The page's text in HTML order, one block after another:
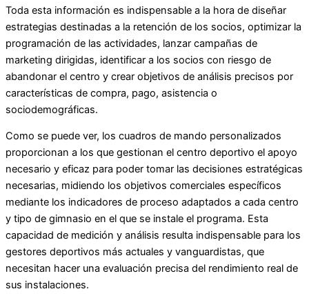
Toda esta información es indispensable a la hora de diseñar
estrategias destinadas a la retención de los socios, optimizar la
programación de las actividades, lanzar campañas de
marketing dirigidas, identificar a los socios con riesgo de
abandonar el centro y crear objetivos de análisis precisos por
características de compra, pago, asistencia o
sociodemográficas.
Como se puede ver, los cuadros de mando personalizados
proporcionan a los que gestionan el centro deportivo el apoyo
necesario y eficaz para poder tomar las decisiones estratégicas
necesarias, midiendo los objetivos comerciales específicos
mediante los indicadores de proceso adaptados a cada centro
y tipo de gimnasio en el que se instale el programa. Esta
capacidad de medición y análisis resulta indispensable para los
gestores deportivos más actuales y vanguardistas, que
necesitan hacer una evaluación precisa del rendimiento real de
sus instalaciones.